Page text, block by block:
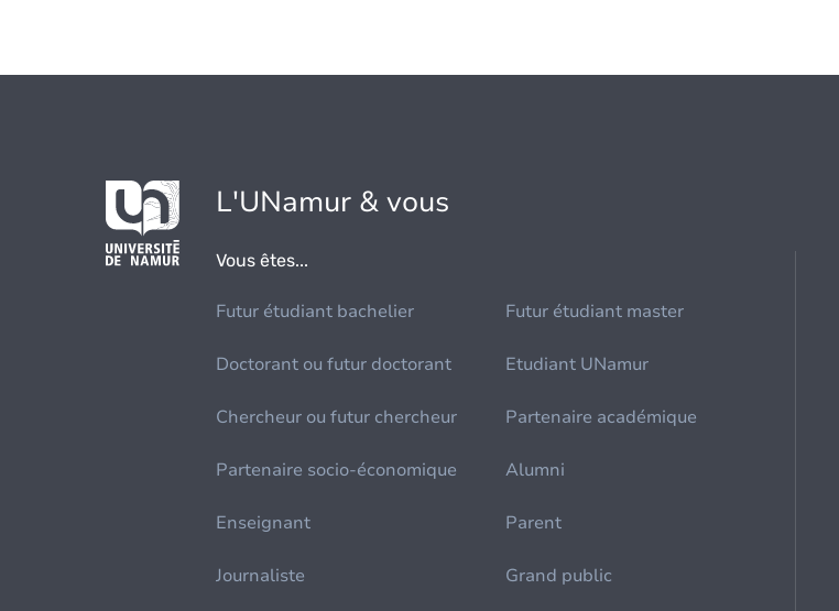
L'UNamur & vous
Vous êtes...
Futur étudiant bachelier Futur étudiant master
Doctorant ou futur doctorant Etudiant UNamur
Chercheur ou futur chercheur Partenaire académique
Partenaire socio-économique Alumni
Enseignant Parent
Journaliste Grand public